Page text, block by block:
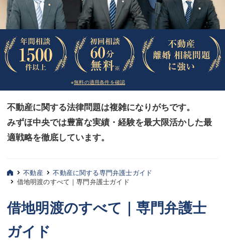
労働問題（解雇，残業等）
刑事弁護
交通事故
法律相談など（その他）
お客様へ
みずほ中央の特長・形式編
三平 聡史
酒井 博之
※無料の適用条件を確認
不動産に関する法律問題は複雑になりがちです。
みずほ中央では豊富な実績・経験を最大限活かした最
適戦略を徹底しています。
労働問題（解雇，残業等）
刑事弁護
交通事故
法律相談など（その他）
お客様へ
みずほ中央の特長・形式編
三平 聡史
酒井 博之
不動産
不動産に関する専門弁護士ガイド
借地明渡のすべて｜専門弁護士ガイド
借地明渡のすべて｜専門弁護士
ガイド